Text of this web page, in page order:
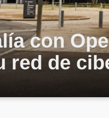
con
red de